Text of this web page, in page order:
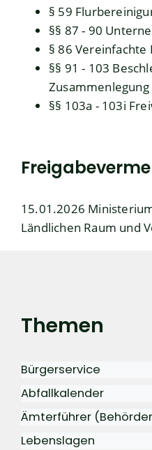
§ 59
§§ 87 - 90
§ 86 Vereinfachte
§§ 91 - 103
Zusammenlegung
§§ 103a - 103i
15.01.2026
Ländlichen Raum und
Themen
Bürgerservice
Abfallkalender
Ämterführer
Lebenslagen